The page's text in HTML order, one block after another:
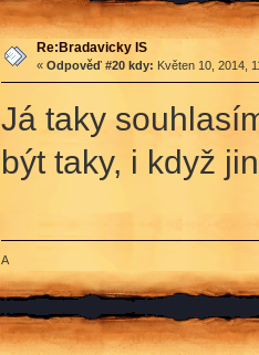
Re:Bradavicky IS
« Odpověď #20 kdy: Květen 10, 2014,
Já taky
být taky, i když
A